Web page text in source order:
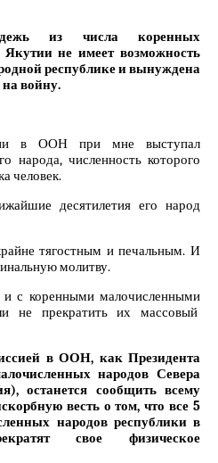
из числа коренных
не имеет возможность
республике и вынуждена
на войну.
в ООН при мне выступал
народа, численность которого
человек.
десятилетия его народ
тягостным и печальным. И
молитву.
с коренными малочисленными
не прекратить их массовый
в ООН, как Президента
народов Севера
останется сообщить всему
весть о том, что все 5
народов республики в
свое физическое